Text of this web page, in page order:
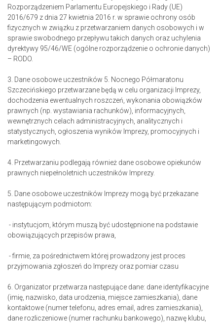
Rozporządzeniem Parlamentu Europejskiego i Rady (UE)
2016/679 z dnia 27 kwietnia 2016 r. w sprawie ochrony osób
fizycznych w związku z przetwarzaniem danych osobowych i w
sprawie swobodnego przepływu takich danych oraz uchylenia
dyrektywy 95/46/WE (ogólne rozporządzenie o ochronie danych)
– RODO.
3. Dane osobowe uczestników 5. Nocnego Półmaratonu
Szczecińskiego przetwarzane będą w celu organizacji Imprezy,
dochodzenia ewentualnych roszczeń, wykonania obowiązków
prawnych (np. wystawiania rachunków), informacyjnych,
wewnętrznych celach administracyjnych, analitycznych i
statystycznych, ogłoszenia wyników Imprezy, promocyjnych i
marketingowych.
4. Przetwarzaniu podlegają również dane osobowe opiekunów
prawnych niepełnoletnich uczestników Imprezy.
5. Dane osobowe uczestników Imprezy mogą być przekazane
następującym podmiotom:
- instytucjom, którym muszą być udostępnione na podstawie
obowiązujących przepisów prawa,
- firmie, za pośrednictwem której prowadzony jest proces
przyjmowania zgłoszeń do Imprezy oraz pomiar czasu
6. Organizator przetwarza następujące dane: dane identyfikacyjne
(imię, nazwisko, data urodzenia, miejsce zamieszkania), dane
kontaktowe (numer telefonu, adres email, adres zamieszkania),
dane rozliczeniowe (numer rachunku bankowego), nazwę klubu,